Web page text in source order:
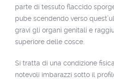
parte di tessuto flaccido
pube scendendo verso
gravi gli organi genitali e
superiore delle cosce.
Si tratta di una condizione
notevoli imbarazzi sotto il